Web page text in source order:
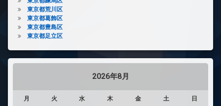
東京都荒川区
東京都葛飾区
東京都豊島区
東京都足立区
2026年8月
月 火 水 木 金 土 日